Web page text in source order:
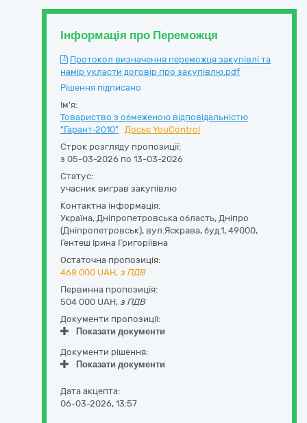
Інформація про Переможця
Протокол визначення переможця закупівлі та
намір укласти договір про закупівлю.pdf
Рішення підписано
Ім'я:
Товариство з обмеженою відповідальністю
"Гарант-2010"
Досьє YouControl
Строк розгляду пропозиції:
з 05-03-2026 по 13-03-2026
Статус:
учасник виграв закупівлю
Контактна інформація:
Україна, Дніпропетровська область, Дніпро
(Дніпропетровськ), вул.Яскрава, буд.1, 49000,
Гентеш Ірина Григоріївна
Остаточна пропозиція:
468 000 UAH, з ПДВ
Первинна пропозиція:
504 000 UAH, з ПДВ
Документи пропозиції:
Показати документи
Документи рішення:
Показати документи
Дата акцепта:
06-03-2026, 13:57